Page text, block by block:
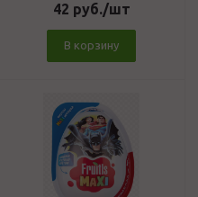
42 руб./шт
В корзину